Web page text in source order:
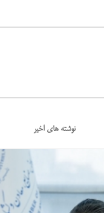
نوشته های اخیر